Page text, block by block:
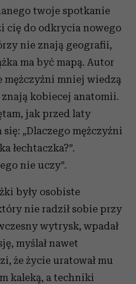
twoje spotkanie
cię do odkrycia nowego
nie znają geografii,
ma być mapą. Autor
mężczyźni mniej wiedzą
kobiecej anatomii.
jak przed laty
„Dlaczego mężczyźni
łechtaczka?”.
nie uczy”.
były osobiste
nie radził sobie przy
wytrysk, wpadał
myślał nawet
że życie uratował mu
kaleką, a techniki